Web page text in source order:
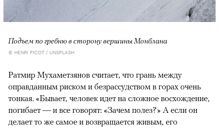
Подъем по гребню в сторону вершины Монблана
© HENRI PICOT / UNSPLASH
Ратмир Мухаметзянов считает, что грань между
оправданным риском и безрассудством в горах очень
тонкая. «Бывает, человек идет на сложное восхождение,
погибает — и все говорят: «Зачем полез?» А если он
делает то же самое и возвращается живым, его